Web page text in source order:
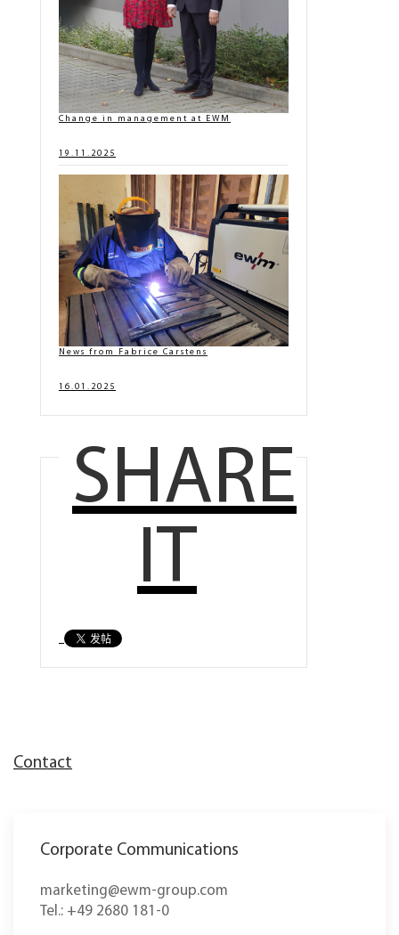
Change in management at EWM
19.11.2025
News from Fabrice Carstens
16.01.2025
SHARE
IT
Contact
Corporate Communications
marketing@ewm-group.com
Tel.: +49 2680 181-0